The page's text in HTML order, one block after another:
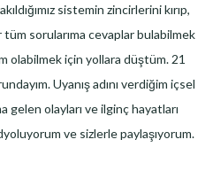
sistemin zincirlerini kırıp,
sorularıma cevaplar bulabilmek
olabilmek için yollara düştüm. 21
Uyanış adını verdiğim içsel
gelen olayları ve ilginç hayatları
ve sizlerle paylaşıyorum.